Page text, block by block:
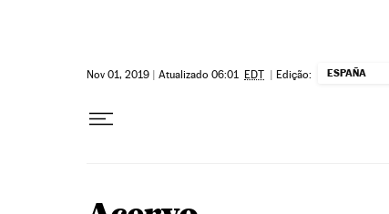
Nov 01, 2019 | Atualizado 06:01 EDT | Edição: ESPAÑA